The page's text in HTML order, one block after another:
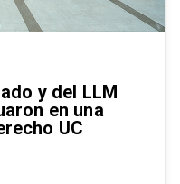
y del LLM
en una
UC